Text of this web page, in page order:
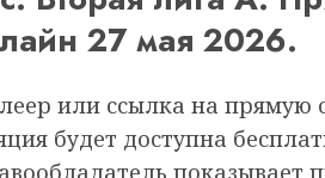
27 мая 2026.
или ссылка на прямую
будет доступна
показывает